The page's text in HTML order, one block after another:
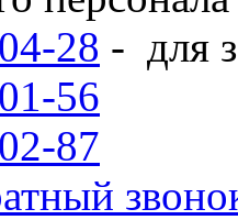
28 - для
56
87